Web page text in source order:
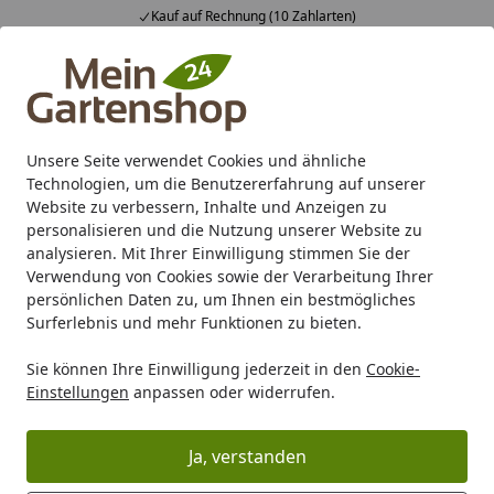
Unsere Seite verwendet Cookies und ähnliche
Technologien, um die Benutzererfahrung auf unserer
Website zu verbessern, Inhalte und Anzeigen zu
personalisieren und die Nutzung unserer Website zu
analysieren. Mit Ihrer Einwilligung stimmen Sie der
Verwendung von Cookies sowie der Verarbeitung Ihrer
persönlichen Daten zu, um Ihnen ein bestmögliches
Surferlebnis und mehr Funktionen zu bieten.
Sie können Ihre Einwilligung jederzeit in den Cookie-
Einstellungen anpassen oder widerrufen.
Ja, verstanden
Kauf auf Rechnung (10 Zahlarten)
Alle Produkte
Mein Konto
Suchen
Karibu Pools inkl. gratis Sandfilteranlage & Pool-
Starterset (Gesamtwert bis 468,99€)
Startseite
Zaun Sichtschutz Sichtschutzstreifen für
polystripe VE10